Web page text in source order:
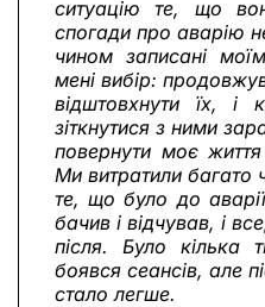
ситуацію те, що
спогади про аварію
чином записані
мені вибір:
відштовхнути їх,
зіткнутися з ними
повернути моє
Ми витратили багато
те, що було до
бачив і відчував, і
після. Було кілька
боявся сеансів, але
стало легше.